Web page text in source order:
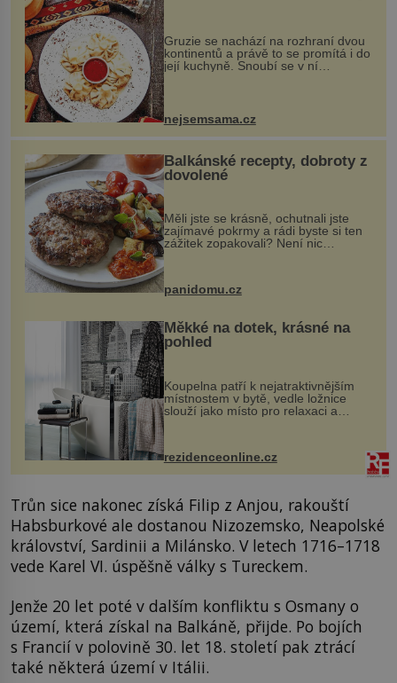
Gruzie se nachází na rozhraní dvou
kontinentů a právě to se promítá i do
její kuchyně. Snoubí se v ní
evropské a asijské chutě a díky tomu
vznikají rozmanité a chuťově bohaté
pokrmy, které rozhodně st...
nejsemsama.cz
Balkánské recepty, dobroty z
dovolené
Měli jste se krásně, ochutnali jste
zajímavé pokrmy a rádi byste si ten
zážitek zopakovali? Není nic
snazšího. Pljeskavica (10 porcí)
Možná jste ji ochutnali na dovolené v
bývalé Jugoslávii, lze ji vi...
panidomu.cz
Měkké na dotek, krásné na
pohled
Koupelna patří k nejatraktivnějším
místnostem v bytě, vedle ložnice
slouží jako místo pro relaxaci a
odpočinek. Koupelnový textil –
ručníky, osušky a koberečky –
mohou jako mávnutím kouzelného
proutku...
rezidenceonline.cz
Trůn sice nakonec získá Filip z Anjou, rakouští
Habsburkové ale dostanou Nizozemsko, Neapolské
království, Sardinii a Milánsko. V letech 1716–1718
vede Karel VI. úspěšně války s Tureckem.
Jenže 20 let poté v dalším konfliktu s Osmany o
území, která získal na Balkáně, přijde. Po bojích
s Francií v polovině 30. let 18. století pak ztrácí
také některá území v Itálii.